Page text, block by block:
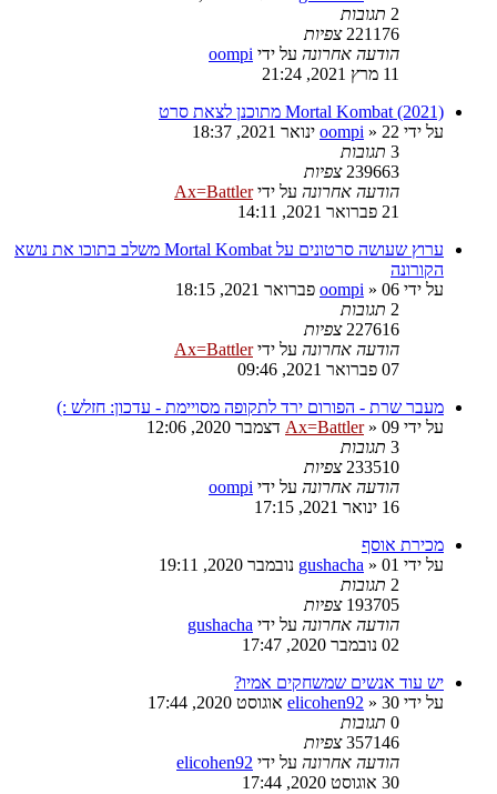
2 תגובות
221176 צפיות
הודעה אחרונה על ידי oompi
11 מרץ 2021, 21:24
Mortal Kombat (2021) מתוכנן לצאת סרט
על ידי
oompi » 22 ינואר 2021, 18:37
3 תגובות
239663 צפיות
הודעה אחרונה על ידיAx=Battler
21 פברואר 2021, 14:11
ערוץ שעושה סרטונים על Mortal Kombat משלב בתוכו את נושא
הקורונה
על ידי
oompi » 06 פברואר 2021, 18:15
2 תגובות
227616 צפיות
הודעה אחרונה על ידיAx=Battler
07 פברואר 2021, 09:46
מעבר שרת - הפורום ירד לתקופה מסויימת - עדכון: חזלש :)
על ידי
Ax=Battler» 09 דצמבר 2020, 12:06
3 תגובות
233510 צפיות
הודעה אחרונה על ידי oompi
16 ינואר 2021, 17:15
מכירת אוסף
על ידי
gushacha » 01 נובמבר 2020, 19:11
2 תגובות
193705 צפיות
הודעה אחרונה על ידי gushacha
02 נובמבר 2020, 17:47
יש עוד אנשים שמשחקים אמיו?
על ידי
elicohen92 » 30 אוגוסט 2020, 17:44
0 תגובות
357146 צפיות
הודעה אחרונה על ידי elicohen92
30 אוגוסט 2020, 17:44